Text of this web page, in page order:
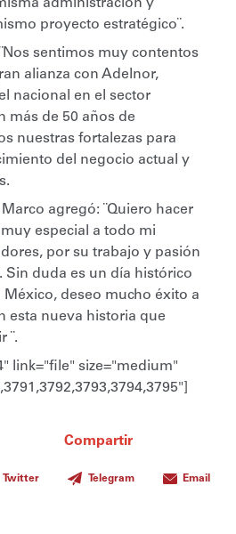
administración y
proyecto estratégico¨.
sentimos muy contentos
alianza con Adelnor,
nacional en el sector
más de 50 años de
nuestras fortalezas para
del negocio actual y
agregó: ¨Quiero hacer
especial a todo mi
por su trabajo y pasión
Sin duda es un día histórico
México, deseo mucho éxito a
esta nueva historia que
¨.
link="file" size="medium"
Compartir
Twitter Telegram Email